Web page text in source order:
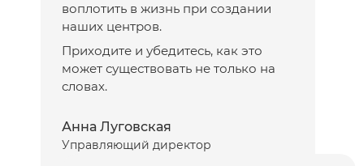
воплотить в жизнь при создании
наших центров.
Приходите и убедитесь, как это
может существовать не только на
словах.
Анна Луговская
Управляющий директор